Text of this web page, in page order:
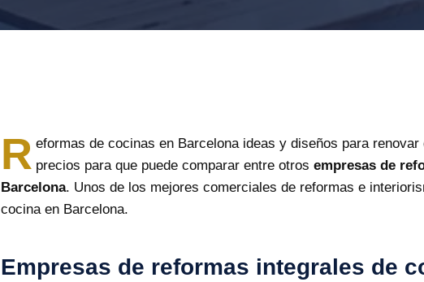
R eformas de cocinas en Barcelona ideas y diseños para
precios para que puede comparar entre otrosempresas de
Barcelona. Unos de los mejores comerciales de reformas e
cocina en Barcelona.
Empresas de reformas integrales de